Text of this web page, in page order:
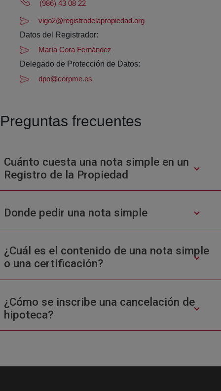
(986) 43 08 22
vigo2@registrodelapropiedad.org
Datos del Registrador:
María Cora Fernández
Delegado de Protección de Datos:
dpo@corpme.es
Preguntas frecuentes
Cuánto cuesta una nota simple en un
Registro de la Propiedad
Donde pedir una nota simple
¿Cuál es el contenido de una nota simple
o una certificación?
¿Cómo se inscribe una cancelación de
hipoteca?